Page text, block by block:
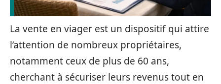
La vente en viager est un dispositif qui attire
l’attention de nombreux propriétaires,
notamment ceux de plus de 60 ans,
cherchant à sécuriser leurs revenus tout en